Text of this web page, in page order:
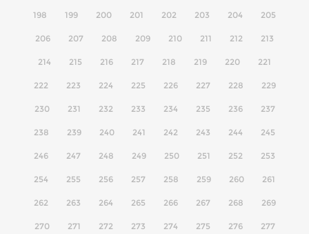
198 199 200 201 202 203 204 205
206 207 208 209 210 211 212 213
214 215 216 217 218 219 220 221
222 223 224 225 226 227 228 229
230 231 232 233 234 235 236 237
238 239 240 241 242 243 244 245
246 247 248 249 250 251 252 253
254 255 256 257 258 259 260 261
262 263 264 265 266 267 268 269
270 271 272 273 274 275 276 277